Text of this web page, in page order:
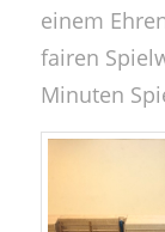
einem
fairen
Minuten